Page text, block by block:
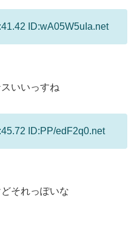
ID:wA05W5uIa.net
いいっすね
ID:PP/edF2q0.net
それっぽいな